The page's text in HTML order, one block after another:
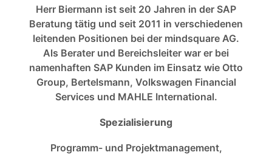
Herr Biermann ist seit 20 Jahren in der SAP
Beratung tätig und seit 2011 in verschiedenen
leitenden Positionen bei der mindsquare AG.
Als Berater und Bereichsleiter war er bei
namenhaften SAP Kunden im Einsatz wie Otto
Group, Bertelsmann, Volkswagen Financial
Services und MAHLE International.
Spezialisierung
Programm- und Projektmanagement,